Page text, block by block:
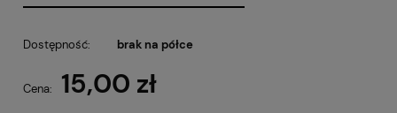
Dostępność: brak na półce
Cena: 15,00 zł